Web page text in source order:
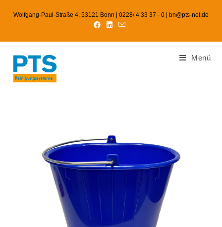
Wolfgang-Paul-Straße 4, 53121 Bonn | 0228/ 4 33 37 - 0 | bn@pts-net.de
Menü